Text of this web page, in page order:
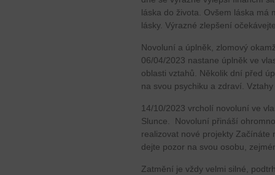
láska do života. Ovšem láska má
lásky. Výrazné zlepšení
Novoluní a úplněk, zlomový
06/04/2023 nastane úplněk ve
oblasti vztahů. Několik dní před
na svou psychiku a zdraví.
14/10/2023 vrcholí novoluní ve
Slunce. Novoluní přináší
realizovat nové projekty Začínáte
dejte pozor na svou osobu,
Zatmění je vždy velmi silné,